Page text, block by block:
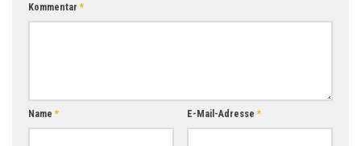
Kommentar*
Name* E-Mail-Adresse*